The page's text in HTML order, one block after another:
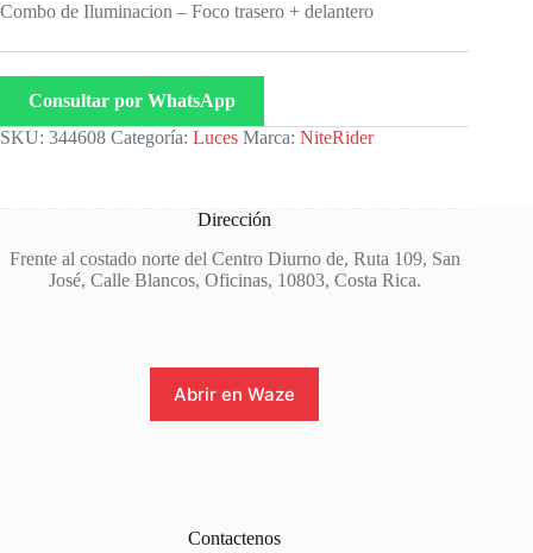
Combo de Iluminacion – Foco trasero + delantero
Consultar por WhatsApp
SKU: 344608 Categoría: Luces Marca: NiteRider
Dirección
Frente al costado norte del Centro Diurno de, Ruta 109, San
José, Calle Blancos, Oficinas, 10803, Costa Rica.
Abrir en Waze
Contactenos